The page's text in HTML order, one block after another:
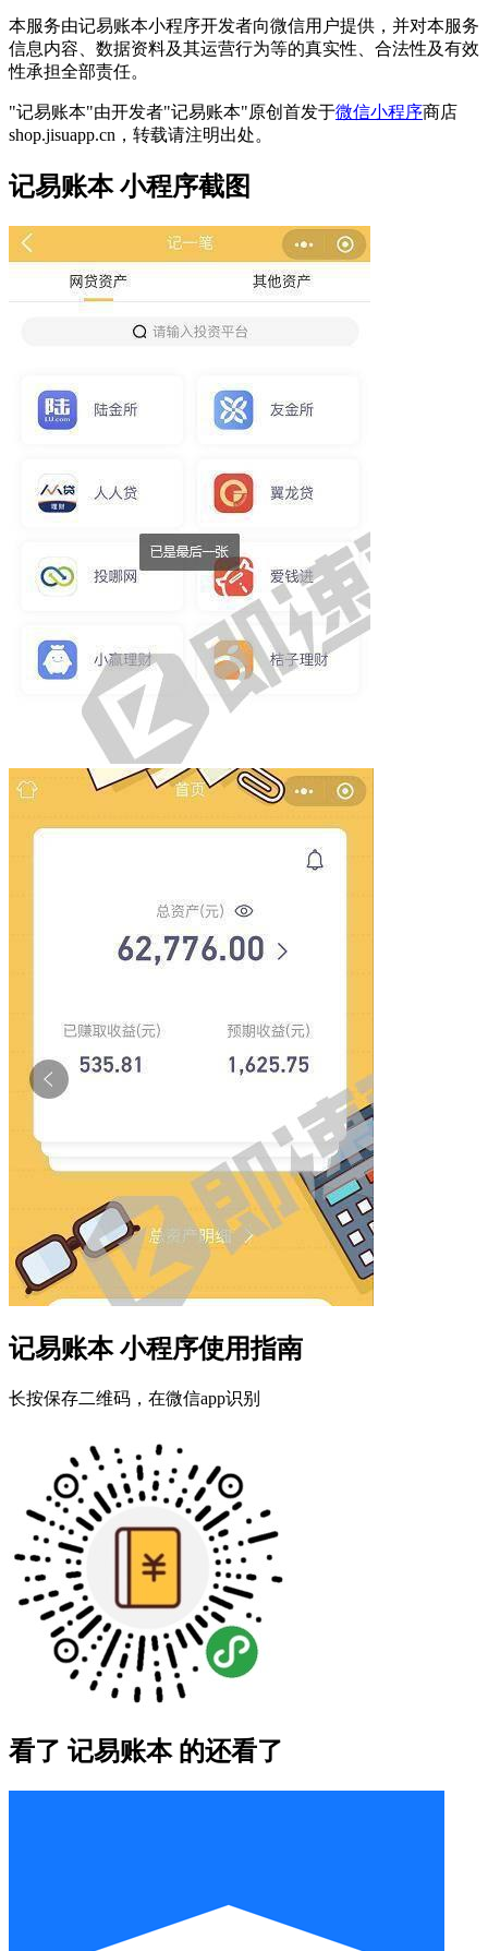
本服务由记易账本小程序开发者向微信用户提供，并对本服务
信息内容、数据资料及其运营行为等的真实性、合法性及有效
性承担全部责任。
"记易账本"由开发者"记易账本"原创首发于微信小程序商店
shop.jisuapp.cn，转载请注明出处。
记易账本 小程序截图
记易账本 小程序使用指南
长按保存二维码，在微信app识别
看了 记易账本 的还看了